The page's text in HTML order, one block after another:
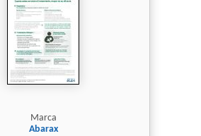
Marca
Abarax